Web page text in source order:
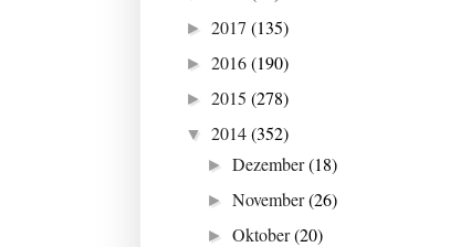
► 2017 (135)
► 2016(190)
► 2015 (278)
▼ 2014(352)
►Dezember(18)
►November(26)
►Oktober(20)